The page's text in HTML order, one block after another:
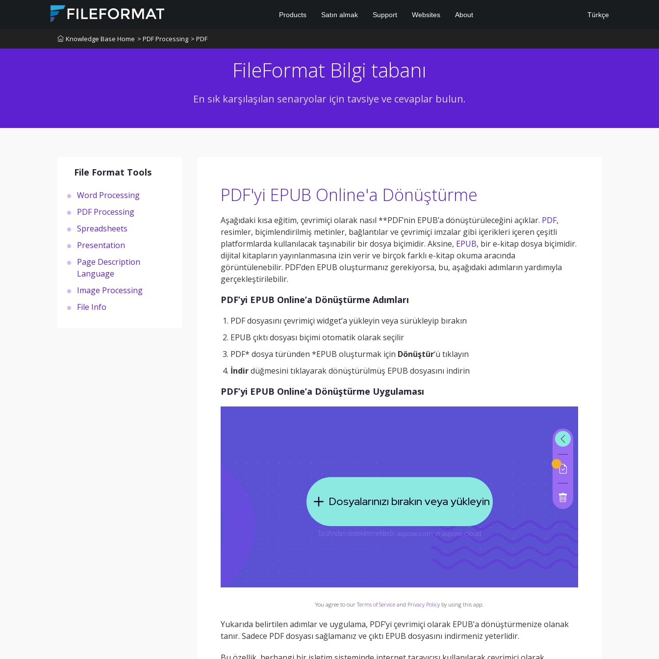
Products Satın almak Support Websites About Türkçe
Knowledge Base Home > PDF Processing > PDF
FileFormat Bilgi tabanı
En sık karşılaşılan senaryolar için tavsiye ve cevaplar bulun.
File Format Tools
Word Processing
PDF Processing
Spreadsheets
Presentation
Page Description
Language
Image Processing
File Info
PDF'yi EPUB Online'a Dönüştürme
Aşağıdaki kısa eğitim, çevrimiçi olarak nasıl **PDF’nin EPUB’a dönüştürüleceğini açıklar. PDF,
resimler, biçimlendirilmiş metinler, bağlantılar ve çevrimiçi imzalar gibi içerikleri içeren çeşitli
platformlarda kullanılacak taşınabilir bir dosya biçimidir. Aksine, EPUB, bir e-kitap dosya biçimidir.
dijital kitapların yayınlanmasına izin verir ve birçok farklı e-kitap okuma aracında
görüntülenebilir. PDF’den EPUB oluşturmanız gerekiyorsa, bu, aşağıdaki adımların yardımıyla
gerçekleştirilebilir.
PDF’yi EPUB Online’a Dönüştürme Adımları
PDF dosyasını çevrimiçi widget’a yükleyin veya sürükleyip bırakın
EPUB çıktı dosyası biçimi otomatik olarak seçilir
PDF* dosya türünden *EPUB oluşturmak için Dönüştür‘ü tıklayın
İndirdüğmesini tıklayarak dönüştürülmüş EPUB dosyasını indirin
PDF’yi EPUB Online’a Dönüştürme Uygulaması
You agree to ourTerms of Service and Privacy Policy by using this app.
Yukarıda belirtilen adımlar ve uygulama, PDF’yi çevrimiçi olarak EPUB’a dönüştürmenize olanak
tanır. Sadece PDF dosyası sağlamanız ve çıktı EPUB dosyasını indirmeniz yeterlidir.